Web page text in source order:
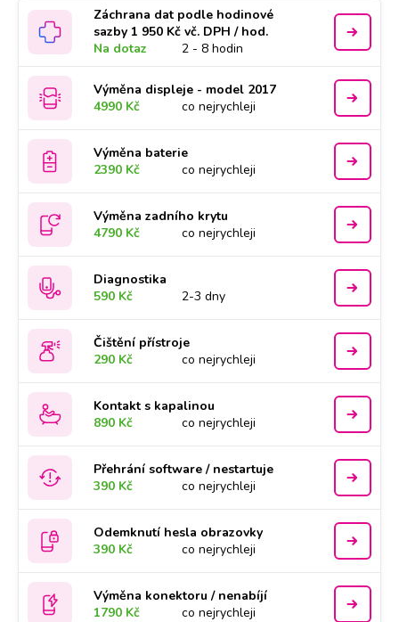
Záchrana dat podle hodinové
sazby 1 950 Kč vč. DPH / hod.
Na dotaz
2 - 8 hodin
Výměna displeje - model 2017
4990 Kč
co nejrychleji
Výměna baterie
2390 Kč
co nejrychleji
Výměna zadního krytu
4790 Kč
co nejrychleji
Diagnostika
590 Kč
2-3 dny
Čištění přístroje
290 Kč
co nejrychleji
Kontakt s kapalinou
890 Kč
co nejrychleji
Přehrání software / nestartuje
390 Kč
co nejrychleji
Odemknutí hesla obrazovky
390 Kč
co nejrychleji
Výměna konektoru / nenabíjí
1790 Kč
co nejrychleji